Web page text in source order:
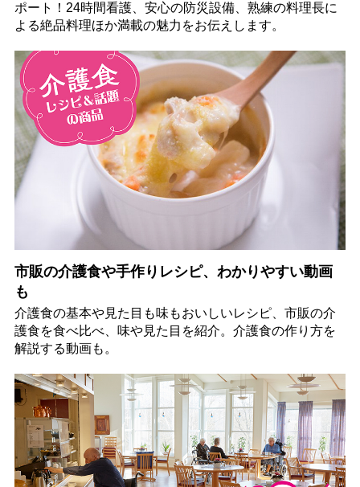
ポート！24時間看護、安心の防災設備、熟練の料理長に
よる絶品料理ほか満載の魅力をお伝えします。
市販の介護食や手作りレシピ、わかりやすい動画
も
介護食の基本や見た目も味もおいしいレシピ、市販の介
護食を食べ比べ、味や見た目を紹介。介護食の作り方を
解説する動画も。